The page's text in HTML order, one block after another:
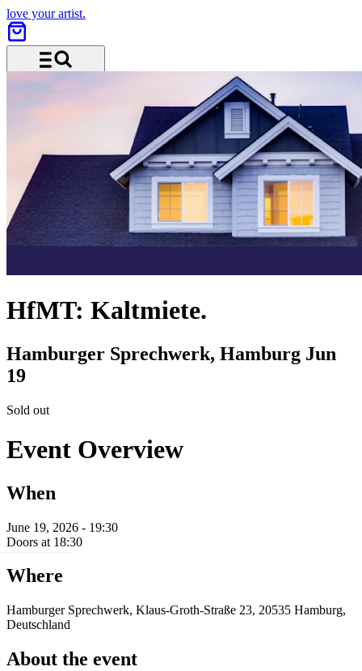
love your artist.
Menu and search
HfMT: Kaltmiete.
Hamburger Sprechwerk, Hamburg Jun
19
Sold out
Event Overview
When
June 19, 2026 - 19:30
Doors at 18:30
Where
Hamburger Sprechwerk, Klaus-Groth-Straße 23, 20535 Hamburg,
Deutschland
About the event